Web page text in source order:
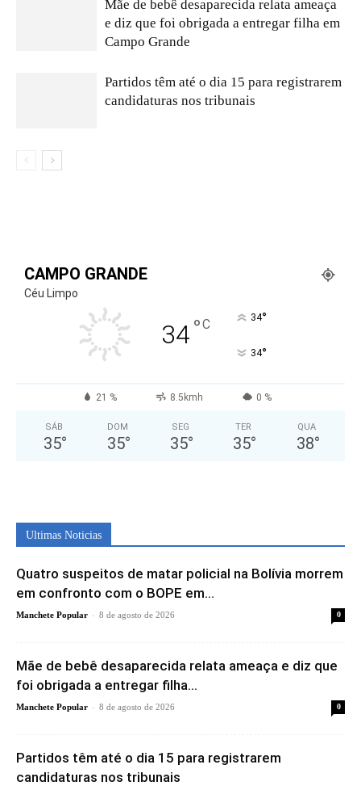
Mãe de bebê desaparecida relata ameaça
e diz que foi obrigada a entregar filha em
Campo Grande
Partidos têm até o dia 15 para registrarem
candidaturas nos tribunais
CAMPO GRANDE
Céu Limpo
34°C 34°
34°
21 % 8.5kmh 0 %
SÁB
35°
DOM
35°
SEG
35°
TER
35°
QUA
38°
Ultimas Noticias
Quatro suspeitos de matar policial na Bolívia morrem
em confronto com o BOPE em...
Manchete Popular - 8 de agosto de 2026 0
Mãe de bebê desaparecida relata ameaça e diz que
foi obrigada a entregar filha...
Manchete Popular - 8 de agosto de 2026 0
Partidos têm até o dia 15 para registrarem
candidaturas nos tribunais